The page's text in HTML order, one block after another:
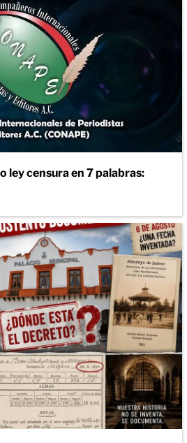
ley censura en 7 palabras: